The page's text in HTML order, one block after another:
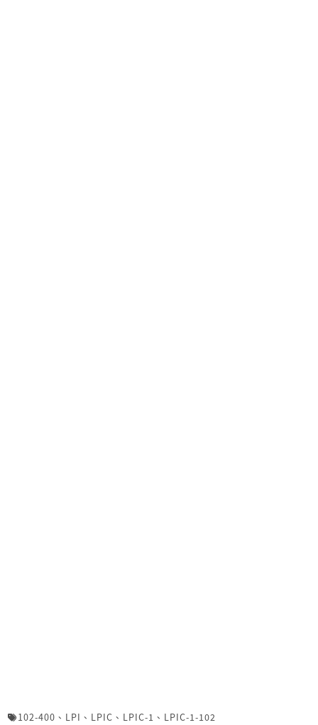
102-400 、 LPI 、 LPIC 、 LPIC-1 、 LPIC-1-102